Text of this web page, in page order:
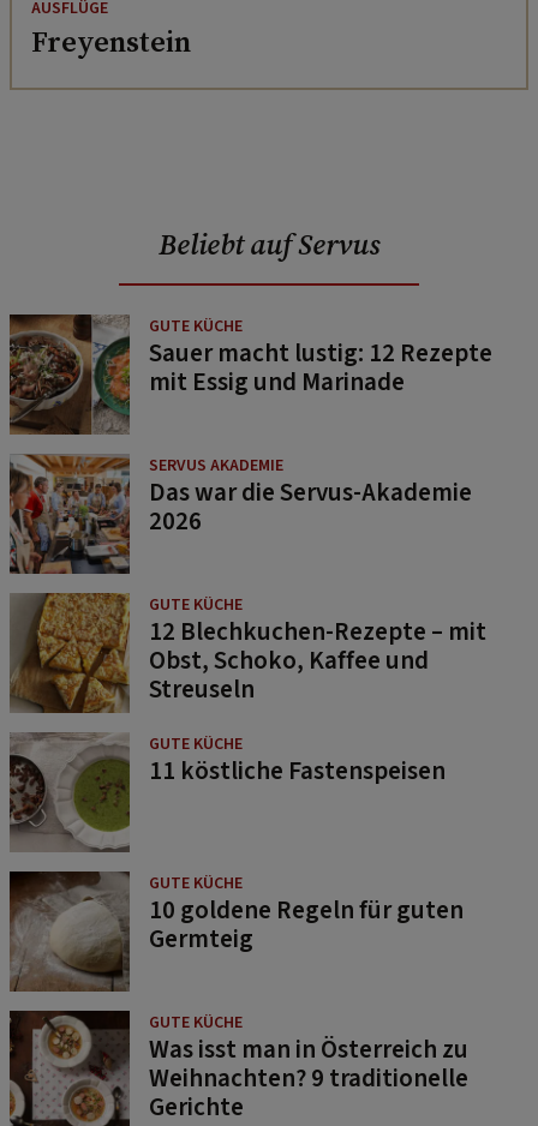
AUSFLÜGE
Freyenstein
Beliebt auf Servus
GUTE KÜCHE
Sauer macht lustig: 12 Rezepte
mit Essig und Marinade
SERVUS AKADEMIE
Das war die Servus-Akademie
2026
GUTE KÜCHE
12 Blechkuchen-Rezepte – mit
Obst, Schoko, Kaffee und
Streuseln
GUTE KÜCHE
11 köstliche Fastenspeisen
GUTE KÜCHE
10 goldene Regeln für guten
Germteig
GUTE KÜCHE
Was isst man in Österreich zu
Weihnachten? 9 traditionelle
Gerichte